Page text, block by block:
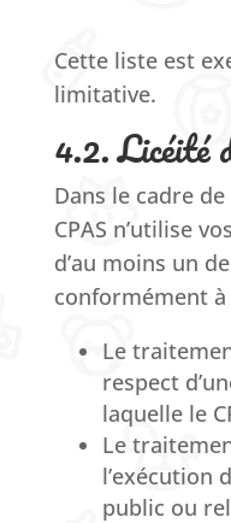
Cette liste est
limitative.
4.2. Licéité
Dans le cadre
CPAS n’utilise
d’au moins un
conformément à
Le
respect
laquelle le
Le
l’exécution
public ou